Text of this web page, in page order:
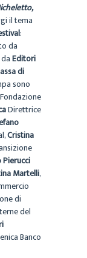
il tema
:
da
Editori
di
sono
Direttrice
Cristina
Martelli,
di
del
Banco